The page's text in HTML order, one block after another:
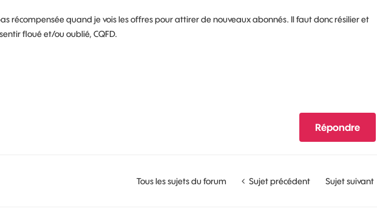
récompensée quand je vois les offres pour attirer de nouveaux abonnés. Il faut donc résilier et
floué et/ou oublié, CQFD.
Répondre
Tous les sujets du forum Sujet précédent Sujet suivant